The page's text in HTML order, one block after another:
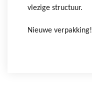
vlezige structuur.
Nieuwe verpakking!